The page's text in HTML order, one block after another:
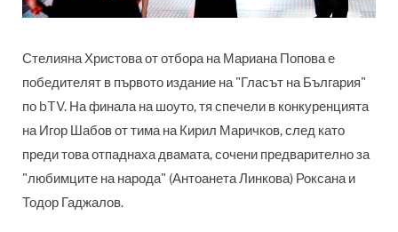
Стелияна Христова от отбора на Мариана Попова е
победителят в първото издание на "Гласът на България"
по bTV. На финала на шоуто, тя спечели в конкуренцията
на Игор Шабов от тима на Кирил Маричков, след като
преди това отпаднаха двамата, сочени предварително за
"любимците на народа" (Антоанета Линкова) Роксана и
Тодор Гаджалов.